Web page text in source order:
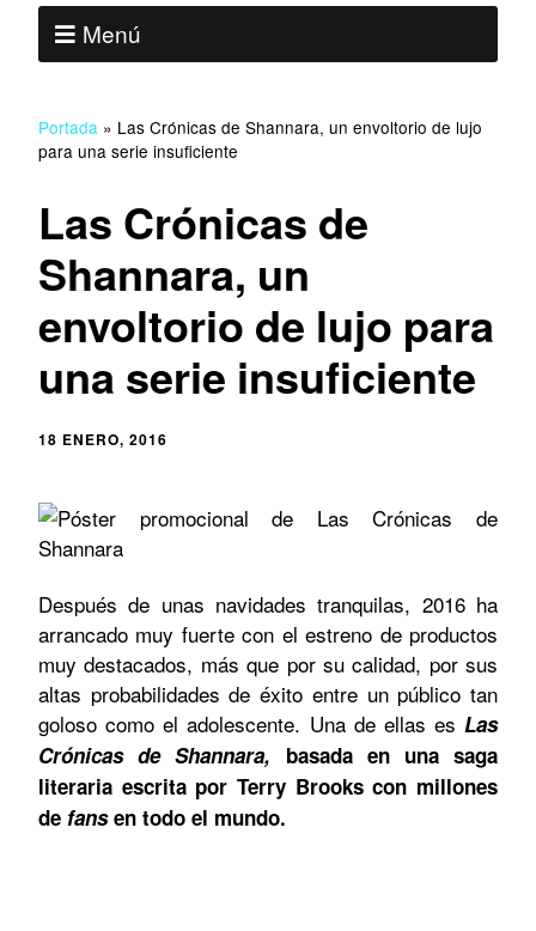
Menú
Portada » Las Crónicas de Shannara, un envoltorio de lujo
para una serie insuficiente
Las Crónicas de
Shannara, un
envoltorio de lujo para
una serie insuficiente
18 ENERO, 2016
Después de unas navidades tranquilas, 2016 ha
arrancado muy fuerte con el estreno de productos
muy destacados, más que por su calidad, por sus
altas probabilidades de éxito entre un público tan
goloso como el adolescente. Una de ellas es Las
Crónicas de Shannara, basada en una saga
literaria escrita por Terry Brooks con millones
de fansen todo el mundo.